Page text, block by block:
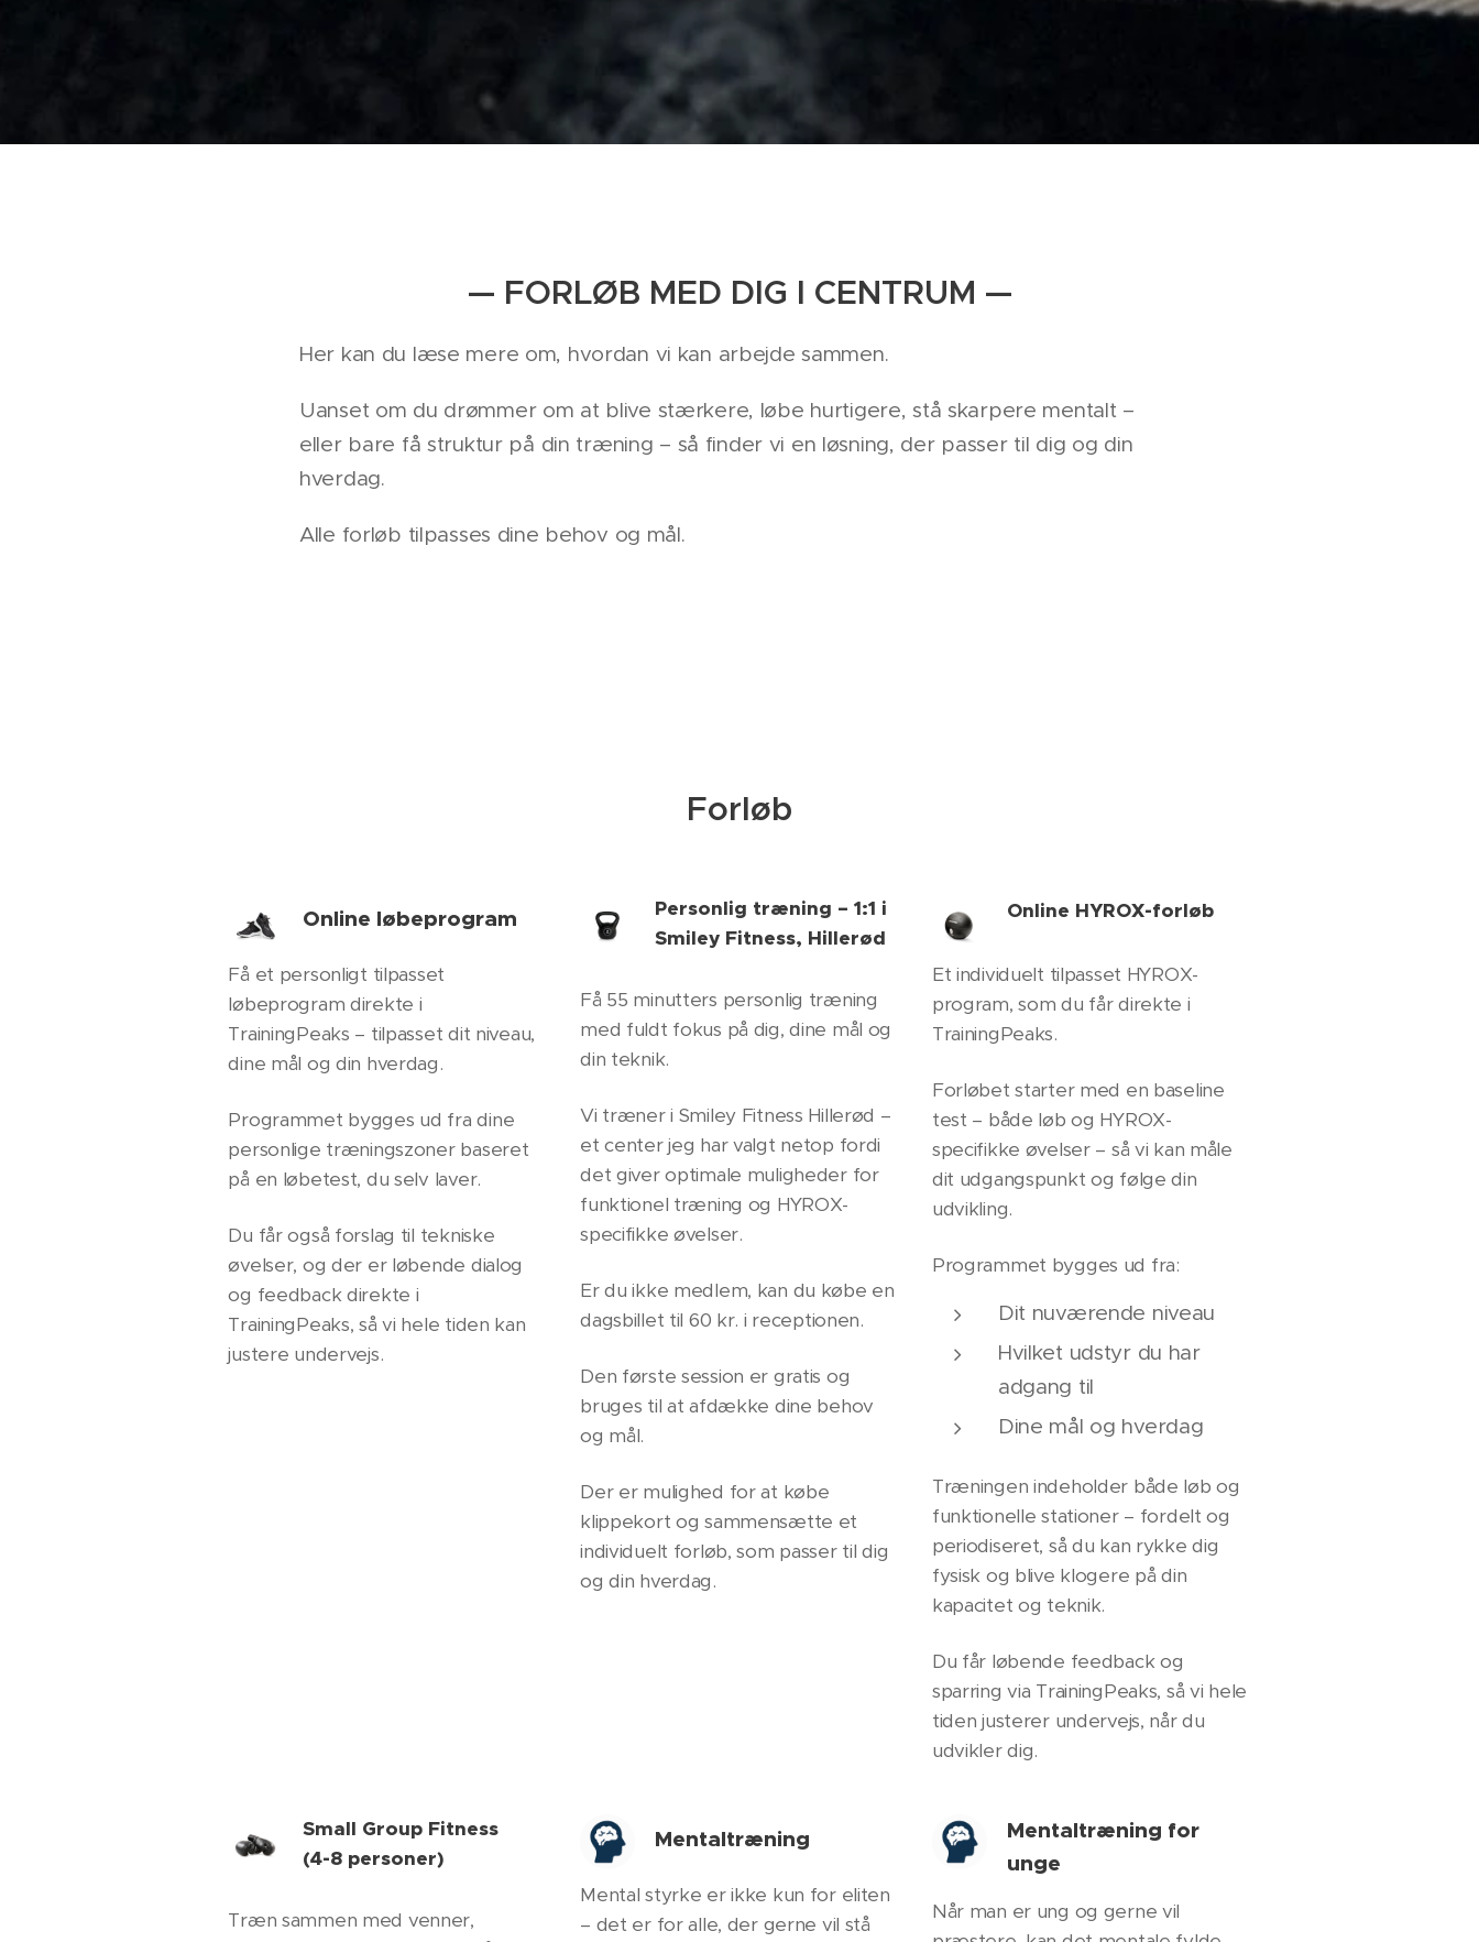
— FORLØB MED DIG I CENTRUM —
Her kan du læse mere om, hvordan vi kan arbejde sammen.
Uanset om du drømmer om at blive stærkere, løbe hurtigere, stå skarpere mentalt –
eller bare få struktur på din træning – så finder vi en løsning, der passer til dig og din
hverdag.
Alle forløb tilpasses dine behov og mål.
Forløb
Online løbeprogram
Få et personligt tilpasset
løbeprogram direkte i
TrainingPeaks – tilpasset dit niveau,
dine mål og din hverdag.
Programmet bygges ud fra dine
personlige træningszoner baseret
på en løbetest, du selv laver.
Du får også forslag til tekniske
øvelser, og der er løbende dialog
og feedback direkte i
TrainingPeaks, så vi hele tiden kan
justere undervejs.
Personlig træning – 1:1 i
Smiley Fitness, Hillerød
Få 55 minutters personlig træning
med fuldt fokus på dig, dine mål og
din teknik.
Vi træner i Smiley Fitness Hillerød –
et center jeg har valgt netop fordi
det giver optimale muligheder for
funktionel træning og HYROX-
specifikke øvelser.
Er du ikke medlem, kan du købe en
dagsbillet til 60 kr. i receptionen.
Den første session er gratis og
bruges til at afdække dine behov
og mål.
Der er mulighed for at købe
klippekort og sammensætte et
individuelt forløb, som passer til dig
og din hverdag.
Online HYROX-forløb
Et individuelt tilpasset HYROX-
program, som du får direkte i
TrainingPeaks.
Forløbet starter med en baseline
test – både løb og HYROX-
specifikke øvelser – så vi kan måle
dit udgangspunkt og følge din
udvikling.
Programmet bygges ud fra:
Dit nuværende niveau
Hvilket udstyr du har
adgang til
Dine mål og hverdag
Træningen indeholder både løb og
funktionelle stationer – fordelt og
periodiseret, så du kan rykke dig
fysisk og blive klogere på din
kapacitet og teknik.
Du får løbende feedback og
sparring via TrainingPeaks, så vi hele
tiden justerer undervejs, når du
udvikler dig.
Small Group Fitness
(4-8 personer)
Træn sammen med venner,
Mentaltræning
Mental styrke er ikke kun for eliten
– det er for alle, der gerne vil stå
Mentaltræning for
unge
Når man er ung og gerne vil